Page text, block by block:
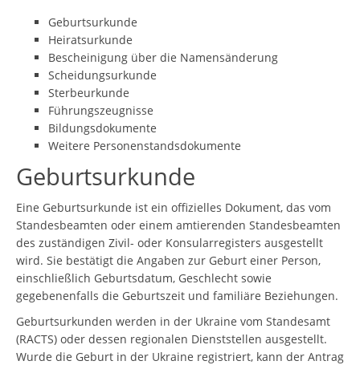
Geburtsurkunde
Heiratsurkunde
Bescheinigung über die Namensänderung
Scheidungsurkunde
Sterbeurkunde
Führungszeugnisse
Bildungsdokumente
Weitere Personenstandsdokumente
Geburtsurkunde
Eine Geburtsurkunde ist ein offizielles Dokument, das vom
Standesbeamten oder einem amtierenden Standesbeamten
des zuständigen Zivil- oder Konsularregisters ausgestellt
wird. Sie bestätigt die Angaben zur Geburt einer Person,
einschließlich Geburtsdatum, Geschlecht sowie
gegebenenfalls die Geburtszeit und familiäre Beziehungen.
Geburtsurkunden werden in der Ukraine vom Standesamt
(RACTS) oder dessen regionalen Dienststellen ausgestellt.
Wurde die Geburt in der Ukraine registriert, kann der Antrag